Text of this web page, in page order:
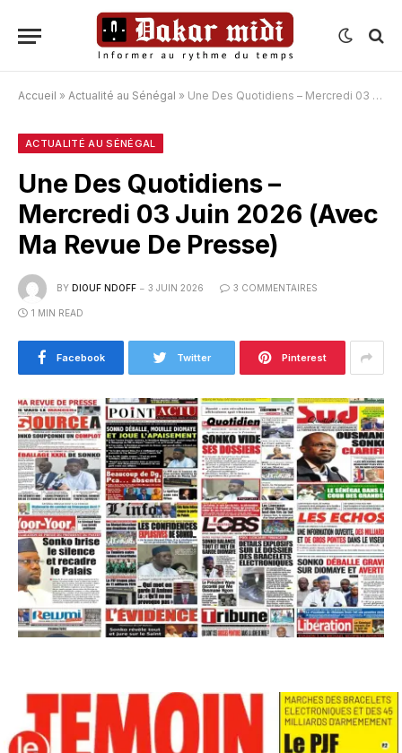
Accueil » Actualité au Sénégal » Une Des Quotidiens – Mercredi 03 Juin 2026 (Avec Ma Revue De Presse)
ACTUALITÉ AU SÉNÉGAL
Une Des Quotidiens –
Mercredi 03 Juin 2026 (Avec
Ma Revue De Presse)
BY DIOUF NDOFF 3 JUIN 2026 3 COMMENTAIRES
1 MIN READ
Facebook Twitter Pinterest